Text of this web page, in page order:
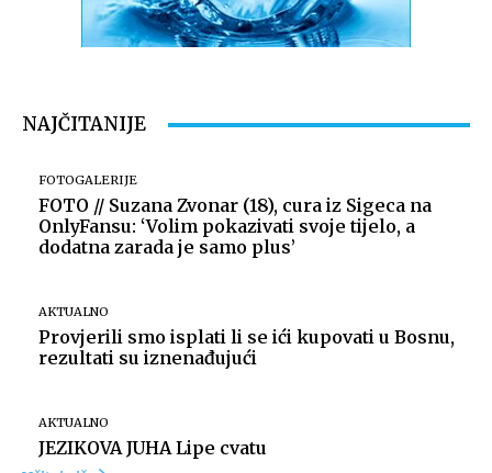
NAJČITANIJE
FOTOGALERIJE
FOTO // Suzana Zvonar (18), cura iz Sigeca na
OnlyFansu: ‘Volim pokazivati svoje tijelo, a
dodatna zarada je samo plus’
AKTUALNO
Provjerili smo isplati li se ići kupovati u Bosnu,
rezultati su iznenađujući
AKTUALNO
JEZIKOVA JUHA Lipe cvatu